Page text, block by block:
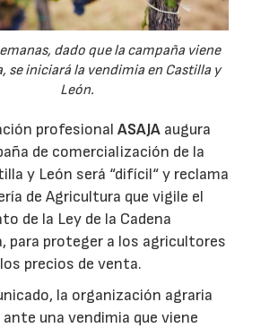
dado que la campaña viene
se iniciará la vendimia en Castilla y
León.
profesionalASAJA augura
de comercialización de la
y León será “difícil“ y reclama
de Agricultura que vigile el
de la Ley de la Cadena
para proteger a los agricultores
precios de venta.
la organización agraria
una vendimia que viene